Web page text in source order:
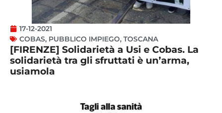
17-12-2021
COBAS, PUBBLICO IMPIEGO, TOSCANA
[FIRENZE] Solidarietà a Usi e Cobas. La
solidarietà tra gli sfruttati è un’arma,
usiamola